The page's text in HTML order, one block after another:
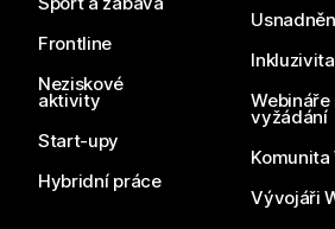
Frontline
Neziskové
aktivity
Start-upy
Hybridní práce
Inkluzivita
Webináře
vyžádání
Komunita
Vývojáři